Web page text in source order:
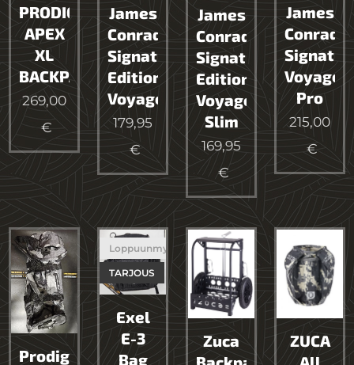
PRODIGY
APEX
XL
BACKPACK
269,00
€
James
Conrad
Signature
Edition
Voyager
179,95
€
James
Conrad
Signature
Edition
Voyager
Slim
169,95
€
James
Conrad
Voyager
Pro
215,00
€
Prodigy
Exel
E-3
Bag
Loppuunmyyty
TARJOUS
Zuca
ZUCA